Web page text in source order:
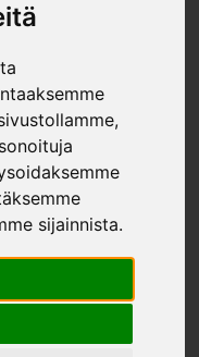
sijainnista.